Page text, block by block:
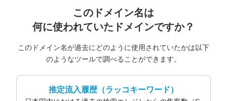
このドメイン名は
何に使われていたドメインですか？
このドメイン名が過去にどのように使用されていたかは以下
のようなツールで調べることができます。
推定流入履歴（ラッコキーワード）